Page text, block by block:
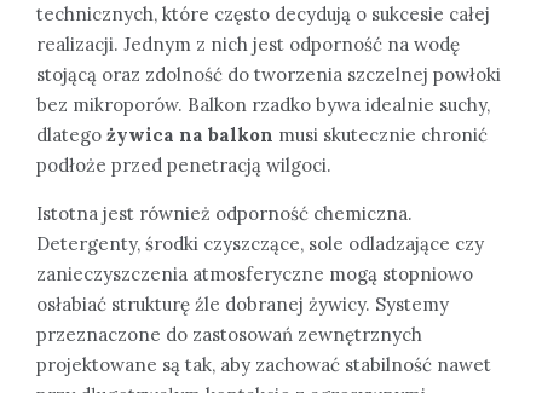
technicznych, które często decydują o sukcesie całej
realizacji. Jednym z nich jest odporność na wodę
stojącą oraz zdolność do tworzenia szczelnej powłoki
bez mikroporów. Balkon rzadko bywa idealnie suchy,
dlatego żywica na balkon musi skutecznie chronić
podłoże przed penetracją wilgoci.
Istotna jest również odporność chemiczna.
Detergenty, środki czyszczące, sole odladzające czy
zanieczyszczenia atmosferyczne mogą stopniowo
osłabiać strukturę źle dobranej żywicy. Systemy
przeznaczone do zastosowań zewnętrznych
projektowane są tak, aby zachować stabilność nawet